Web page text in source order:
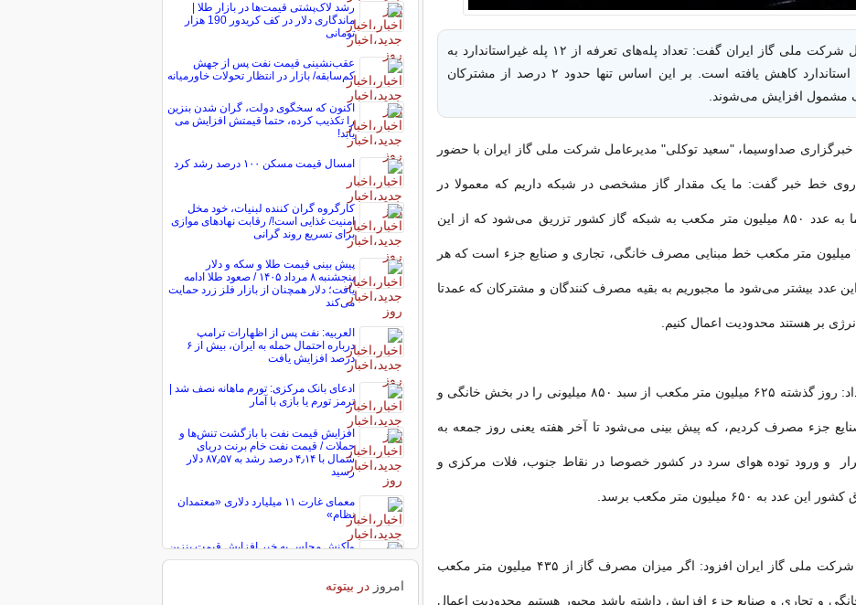
مدیرعامل شرکت ملی گاز ایران گفت: تعداد پله‌های تعرفه از ۱۲ پله غیراستاندارد به
چهار پله استاندارد کاهش یافته است. بر این اساس تنها حدود ۲ درصد از مشترکان
مشمول افزایش می‌شوند.
صداوسیما، "سعید توکلی" مدیرعامل شرکت ملی گاز ایران با حضور
روی خط خبر گفت: ما یک مقدار گاز مشخصی در شبکه داریم که معمولا در
فصل سرما به عدد ۸۵۰ میلیون متر مکعب به شبکه گاز کشور تزریق می‌شود که از این
مقدار ۴۳۵ میلیون متر مکعب خط مبنایی مصرف خانگی، تجاری و صنایع جزء است که هر
عدد بیشتر می‌شود ما مجبوریم به بقیه مصرف کنندگان و مشترکان که عمدتا
بر هستند محدودیت اعمال کنیم.
وی ادامه داد: روز گذشته ۶۲۵ میلیون متر مکعب از سبد ۸۵۰ میلیونی را در بخش خانگی و
جزء‌ مصرف کردیم، که پیش بینی می‌شود تا آخر هفته یعنی روز جمعه به
و ورود توده هوای سرد در کشور خصوصا در نقاط جنوب، فلات مرکزی و
به ۶۵۰ میلیون متر مکعب برسد.
مدیرعامل شرکت ملی گاز ایران افزود: اگر میزان مصرف گاز از ۴۳۵ میلیون متر مکعب
و تجاری و صنایع جزء افزایش داشته باشد مجبور هستیم محدودیت اعمال
رشد لاک‌پشتی قیمت‌ها در بازار طلا |
ماندگاری دلار در کف کریدور 190 هزار
تومانی
عقب‌نشینی قیمت نفت پس از جهش
کم‌سابقه/ بازار در انتظار تحولات خاورمیانه
اکنون که سخگوی دولت، گران شدن بنزین
را تکذیب کرده، حتما قیمتش افزایش می
یابد!
امسال قیمت مسکن ۱۰۰ درصد رشد کرد
کارگروه گران کننده لبنیات، خود مخل
امنیت غذایی است!/ رقابت نهاد‌های موازی
برای تسریع روند گرانی
پیش ‌بینی قیمت طلا و سکه و دلار
پنجشنبه ۸ مرداد ۱۴۰۵ / صعود طلا ادامه
یافت؛ دلار همچنان از بازار فلز زرد حمایت
می‌کند
العربیه: نفت پس از اظهارات ترامپ
درباره احتمال حمله به ایران، بیش از ۶
درصد افزایش یافت
ادعای بانک مرکزی: تورم ماهانه نصف شد |
ترمز تورم یا بازی با آمار
افزایش قیمت نفت با بازگشت تنش‌ها و
حملات / قیمت نفت خام برنت دریای
شمال با ۴٫۱۴ درصد رشد به ۸۷٫۵۷ دلار
رسید
معمای غارت ۱۱ میلیارد دلاری «معتمدان
نظام»
واکنش مجلس به خبر افزایش قیمت بنزین
امروز در بیتوته